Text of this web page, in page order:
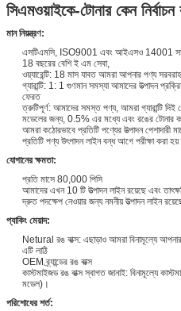
সিএমওয়াইকে-টোনার কেন
মান নিয়ন্ত্রণ:
এসটিএমসি, ISO9001 এবং আইএসও 14001
18 বছরের বেশি ই এম সেবা,
ওয়্যারেন্টি: 18 মাস যাবত আমরা আপনার পণ্য
গ্যারান্টি: 1: 1 গুণমান সমস্যা আমাদের উত্পাদন
ফেরত
ত্রুটিপূর্ণ: আমাদের সমস্ত পণ্য, আমরা গ্যারান্টি
মডেলের জন্য, 0.5% এর মধ্যে এবং রঙের টোনার
আমরা কঠোরভাবে প্রতিটি পণ্যের উত্পাদন পেশাদারী
প্রতিটি পণ্য উৎপাদন লাইন বন্ধ আগে পরীক্ষা করা
যোগানের ক্ষমতা:
প্রতি মাসে 80,000 পিসি
আমাদের এখন 10 টি উত্পাদন লাইন রয়েছে এবং
দ্রুত পদক্ষেপ নেওয়ার জন্য নমনীয় উত্পাদন লাইন
প্যাকিং মেয়াদ:
Netural রঙ বাক্স: এছাড়াও আমরা বিনামূল্যে
এটি লাঠি
OEM ব্র্যান্ডের রঙ বাক্স
কাস্টমাইজড রঙ বাক্স স্বাগত জানাই: বিনামূল্যে
মডেল)।
পরিশোধের শর্ত: